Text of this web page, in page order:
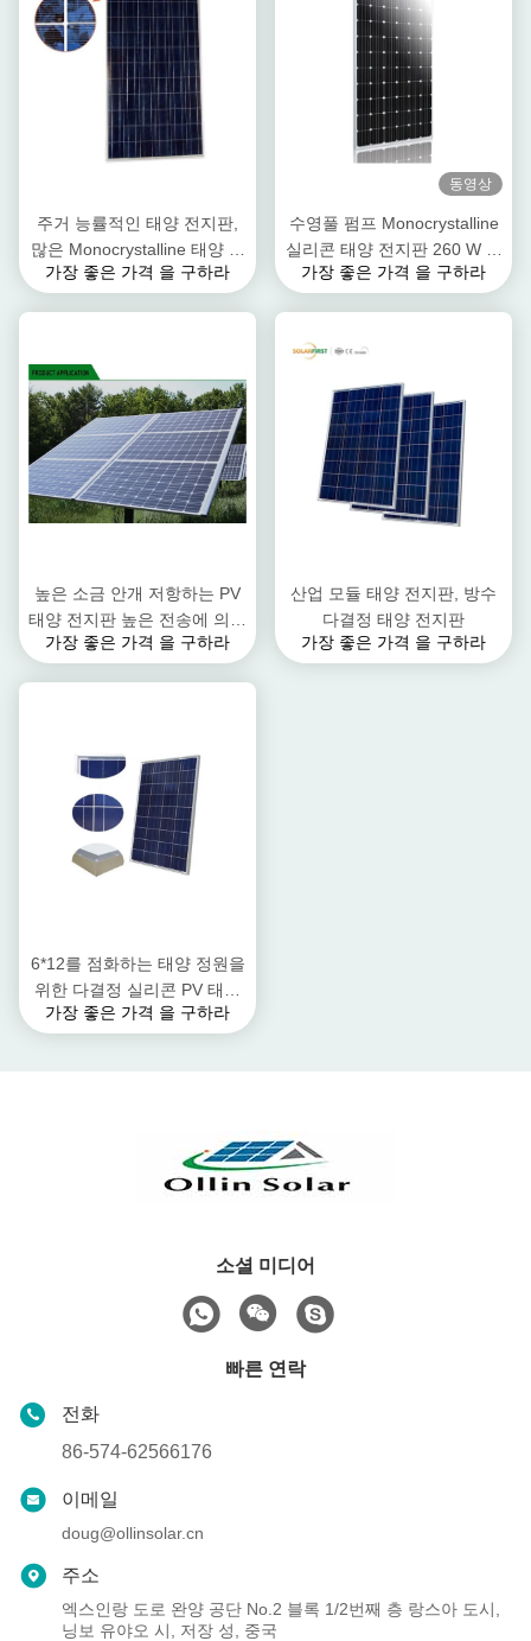
주거 능률적인 태양 전지판,
많은 Monocrystalline 태양 전
지판 310W
가장 좋은 가격 을 구하라
동영상
수영풀 펌프 Monocrystalline
실리콘 태양 전지판 260 W 바
람 저항
가장 좋은 가격 을 구하라
높은 소금 안개 저항하는 PV
태양 전지판 높은 전송에 의하
여 부드럽게 하는 유리
가장 좋은 가격 을 구하라
산업 모듈 태양 전지판, 방수
다결정 태양 전지판
가장 좋은 가격 을 구하라
6*12를 점화하는 태양 정원을
위한 다결정 실리콘 PV 태양
전지판
가장 좋은 가격 을 구하라
소셜 미디어
빠른 연락
전화
86-574-62566176
이메일
doug@ollinsolar.cn
주소
엑스인랑 도로 완양 공단 No.2 블록 1/2번째 층 랑스아 도시,
닝보 유야오 시, 저장 성, 중국